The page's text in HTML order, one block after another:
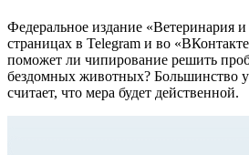
Федеральное издание «Ветеринария
страницах в Telegram и во
поможет ли чипирование решить
бездомных животных? Большинство
считает, что мера будет действенной.